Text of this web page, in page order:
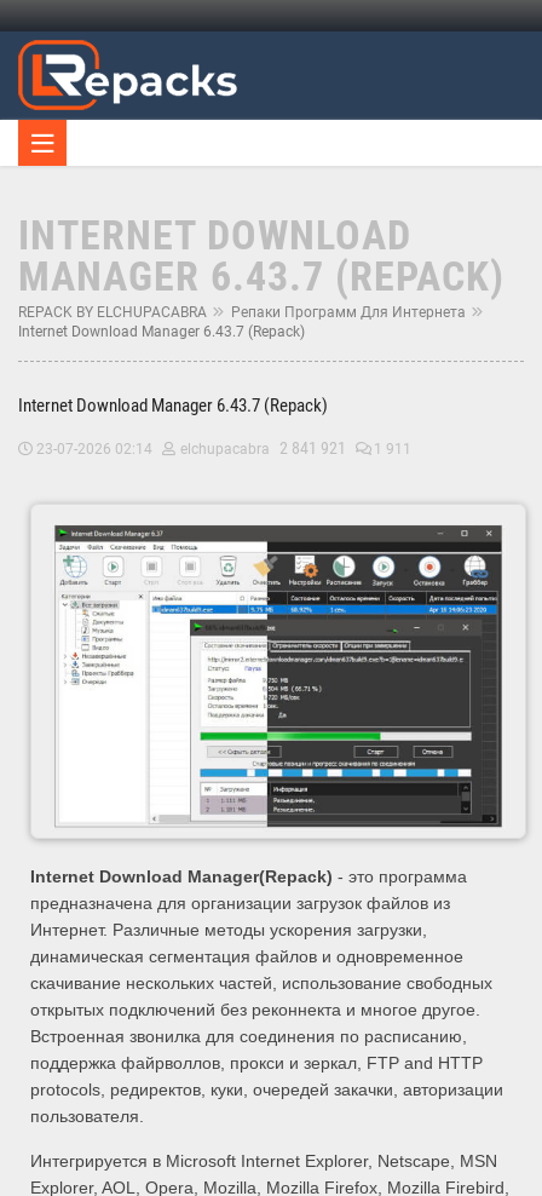
INTERNET DOWNLOAD
MANAGER 6.43.7 (REPACK)
REPACK BY ELCHUPACABRA
Репаки Программ Для Интернета
Internet Download Manager 6.43.7 (Repack)
Internet Download Manager 6.43.7 (Repack)
23-07-2026 02:14 elchupacabra 2 841 921 1 911
Internet Download Manager(Repack) - это программа
предназначена для организации загрузок файлов из
Интернет. Различные методы ускорения загрузки,
динамическая сегментация файлов и одновременное
скачивание нескольких частей, использование свободных
открытых подключений без реконнекта и многое другое.
Встроенная звонилка для соединения по расписанию,
поддержка файрволлов, прокси и зеркал, FTP and HTTP
protocols, редиректов, куки, очередей закачки, авторизации
пользователя.
Интегрируется в Microsoft Internet Explorer, Netscape, MSN
Explorer, AOL, Opera, Mozilla, Mozilla Firefox, Mozilla Firebird,